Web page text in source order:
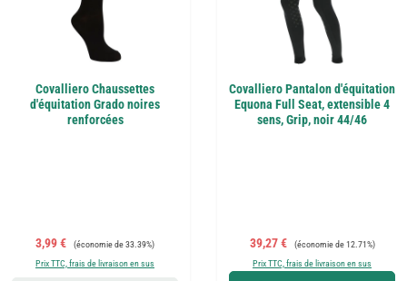
Covalliero Chaussettes
d'équitation Grado noires
renforcées
Prix de vente :
3,99 € Prix régulier :
(économie de 33.39%)
Prix TTC, frais de livraison en sus
Covalliero Pantalon d'équitation
Equona Full Seat, extensible 4
sens, Grip, noir 44/46
Prix de vente :
39,27 € Prix régulier :
(économie de 12.71%)
Prix TTC, frais de livraison en sus